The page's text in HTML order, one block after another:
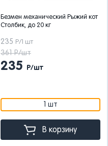
Безмен механический Рыжий кот
Столбик, до 20 кг
235 Р/1 шт
361 Р/шт
235 Р/шт
1 шт
В корзину